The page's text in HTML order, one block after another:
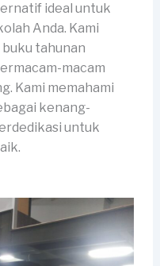
ideal untuk
Anda. Kami
tahunan
macam
Kami memahami
kenang-
untuk